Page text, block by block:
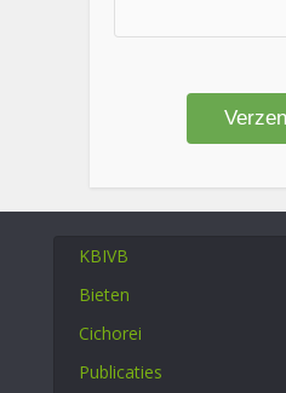
KBIVB
Bieten
Cichorei
Publicaties